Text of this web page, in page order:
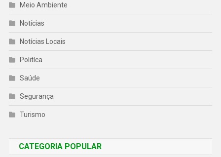
Meio Ambiente
Notícias
Notícias Locais
Politíca
Saúde
Segurança
Turismo
CATEGORIA POPULAR